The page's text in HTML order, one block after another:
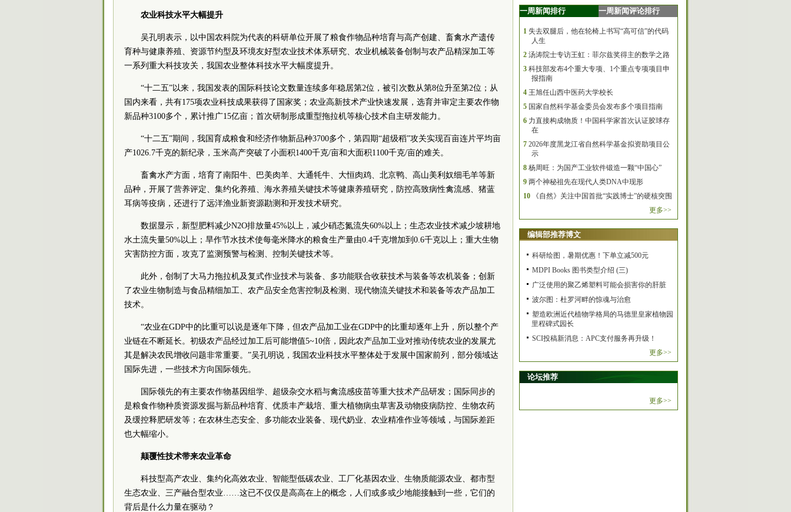
农业科技水平大幅提升
吴孔明表示，以中国农科院为代表的科研单位开展了粮食作物品种培育与高产创建、畜禽水产遗传
育种与健康养殖、资源节约型及环境友好型农业技术体系研究、农业机械装备创制与农产品精深加工等
一系列重大科技攻关，我国农业整体科技水平大幅度提升。
“十二五”以来，我国发表的国际科技论文数量连续多年稳居第2位，被引次数从第8位升至第2位；从
国内来看，共有175项农业科技成果获得了国家奖；农业高新技术产业快速发展，选育并审定主要农作物
新品种3100多个，累计推广15亿亩；首次研制形成重型拖拉机等核心技术自主研发能力。
“十二五”期间，我国育成粮食和经济作物新品种3700多个，第四期“超级稻”攻关实现百亩连片平均亩
产1026.7千克的新纪录，玉米高产突破了小面积1400千克/亩和大面积1100千克/亩的难关。
畜禽水产方面，培育了南阳牛、巴美肉羊、大通牦牛、大恒肉鸡、北京鸭、高山美利奴细毛羊等新
品种，开展了营养评定、集约化养殖、海水养殖关键技术等健康养殖研究，防控高致病性禽流感、猪蓝
耳病等疫病，还进行了远洋渔业新资源勘测和开发技术研究。
数据显示，新型肥料减少N2O排放量45%以上，减少硝态氮流失60%以上；生态农业技术减少坡耕地
水土流失量50%以上；旱作节水技术使每毫米降水的粮食生产量由0.4千克增加到0.6千克以上；重大生物
灾害防控方面，攻克了监测预警与检测、控制关键技术等。
此外，创制了大马力拖拉机及复式作业技术与装备、多功能联合收获技术与装备等农机装备；创新
了农业生物制造与食品精细加工、农产品安全危害控制及检测、现代物流关键技术和装备等农产品加工
技术。
“农业在GDP中的比重可以说是逐年下降，但农产品加工业在GDP中的比重却逐年上升，所以整个产
业链在不断延长。初级农产品经过加工后可能增值5~10倍，因此农产品加工业对推动传统农业的发展尤
其是解决农民增收问题非常重要。”吴孔明说，我国农业科技水平整体处于发展中国家前列，部分领域达
国际先进，一些技术方向国际领先。
国际领先的有主要农作物基因组学、超级杂交水稻与禽流感疫苗等重大技术产品研发；国际同步的
是粮食作物种质资源发掘与新品种培育、优质丰产栽培、重大植物病虫草害及动物疫病防控、生物农药
及缓控释肥研发等；在农林生态安全、多功能农业装备、现代奶业、农业精准作业等领域，与国际差距
也大幅缩小。
颠覆性技术带来农业革命
科技型高产农业、集约化高效农业、智能型低碳农业、工厂化基因农业、生物质能源农业、都市型
生态农业、三产融合型农业……这已不仅仅是高高在上的概念，人们或多或少地能接触到一些，它们的
背后是什么力量在驱动？
一周新闻排行 一周新闻评论排行
1 失去双腿后，他在轮椅上书写“高可信”的代码
人生
2 汤涛院士专访王虹：菲尔兹奖得主的数学之路
3 科技部发布4个重大专项、1个重点专项项目申
报指南
4 王旭任山西中医药大学校长
5 国家自然科学基金委员会发布多个项目指南
6 力直接构成物质！中国科学家首次认证胶球存
在
7 2026年度黑龙江省自然科学基金拟资助项目公
示
8 杨周旺：为国产工业软件锻造一颗“中国心”
9 两个神秘祖先在现代人类DNA中现形
10
《自然》关注中国首批“实践博士”的硬核突围
更多>>
编辑部推荐博文
科研绘图，暑期优惠！下单立减500元
MDPI Books 图书类型介绍 (三)
广泛使用的聚乙烯塑料可能会损害你的肝脏
波尔图：杜罗河畔的惊魂与治愈
塑造欧洲近代植物学格局的马德里皇家植物园
里程碑式园长
SCI投稿新消息：APC支付服务再升级！
更多>>
论坛推荐
更多>>